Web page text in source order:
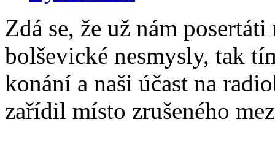
Zdá se, že už nám
bolševické nesmysly, tak
konání a naši účast na
zařídil místo zrušeného